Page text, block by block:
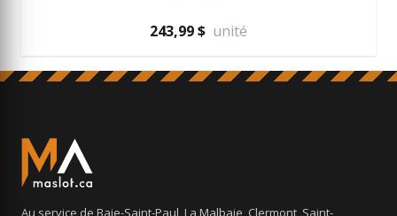
243,99 $ unité
Au service de Baie-Saint-Paul, La Malbaie, Clermont, Saint-